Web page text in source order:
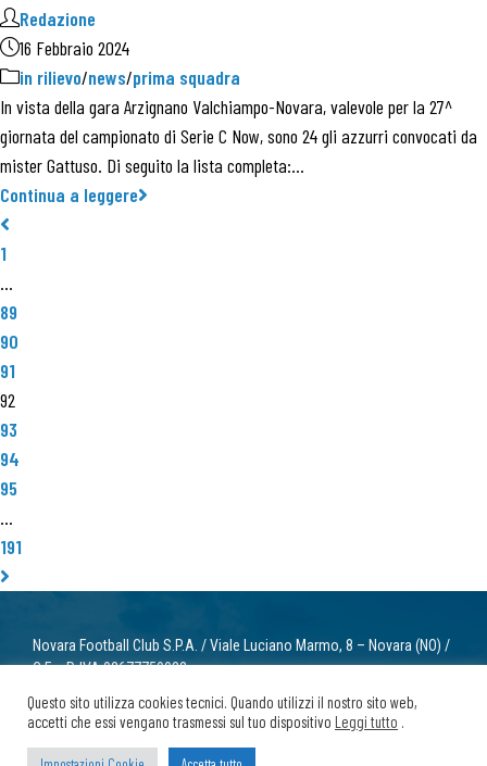
Redazione
16 Febbraio 2024
in rilievo/news/prima squadra
In vista della gara Arzignano Valchiampo-Novara, valevole per la 27^
giornata del campionato di Serie C Now, sono 24 gli azzurri convocati da
mister Gattuso. Di seguito la lista completa:…
Continua a leggere
1
…
89
90
91
92
93
94
95
…
191
Novara Football Club S.P.A. / Viale Luciano Marmo, 8 – Novara (NO) /
C.F. e P. IVA 02677750032
© 2022 Novara Football Club. Tutti i diritti riservati.
Privacy/ Cookie
Questo sito utilizza cookies tecnici. Quando utilizzi il nostro sito web,
accetti che essi vengano trasmessi sul tuo dispositivo Leggi tutto .